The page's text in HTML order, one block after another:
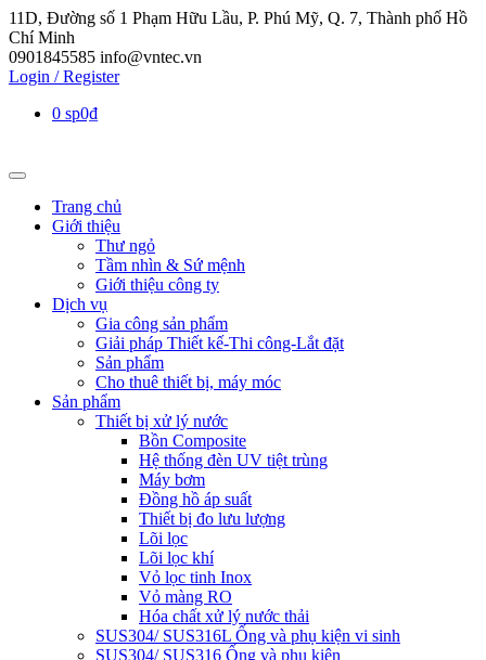
11D, Đường số 1 Phạm Hữu Lầu, P. Phú Mỹ, Q. 7, Thành phố Hồ
Chí Minh
0901845585 info@vntec.vn
Login / Register
0 sp0₫
Trang chủ
Giới thiệu
Thư ngỏ
Tầm nhìn & Sứ mệnh
Giới thiệu công ty
Dịch vụ
Gia công sản phẩm
Giải pháp Thiết kế-Thi công-Lắt đặt
Sản phẩm
Cho thuê thiết bị, máy móc
Sản phẩm
Thiết bị xử lý nước
Bồn Composite
Hệ thống đèn UV tiệt trùng
Máy bơm
Đồng hồ áp suất
Thiết bị đo lưu lượng
Lõi lọc
Lõi lọc khí
Vỏ lọc tinh Inox
Vỏ màng RO
Hóa chất xử lý nước thải
SUS304/ SUS316L Ống và phụ kiện vi sinh
SUS304/ SUS316 Ống và phụ kiện